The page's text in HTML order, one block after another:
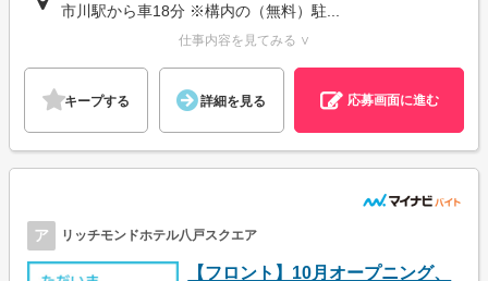
市川駅から車18分 ※構内の（無料）駐...
仕事内容を見てみる ∨
キープする 詳細を見る 応募画面に進む
ア リッチモンドホテル八戸スクエア
【フロント】10月オープニング、